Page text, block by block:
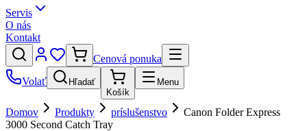
Servis
O nás
Kontakt
Cenová ponuka
Volať
Hľadať
Košík
Menu
Domov Produkty príslušenstvo
Canon Folder Express
3000 Second Catch Tray